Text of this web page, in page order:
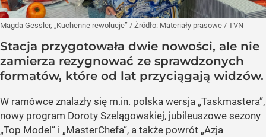
Magda Gessler, „Kuchenne rewolucje” / Źródło: Materiały prasowe / TVN
Stacja przygotowała dwie nowości, ale nie
zamierza rezygnować ze sprawdzonych
formatów, które od lat przyciągają widzów.
W ramówce znalazły się m.in. polska wersja „Taskmastera”,
nowy program Doroty Szelągowskiej, jubileuszowe sezony
„Top Model” i „MasterChefa”, a także powrót „Azja